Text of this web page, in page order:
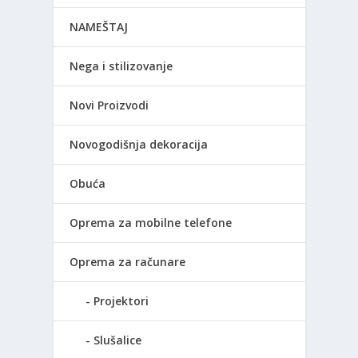
NAMEŠTAJ
Nega i stilizovanje
Novi Proizvodi
Novogodišnja dekoracija
Obuća
Oprema za mobilne telefone
Oprema za računare
Projektori
Slušalice